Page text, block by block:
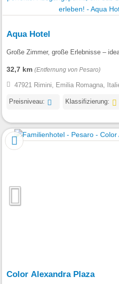
Aqua Hotel
Große Zimmer, große Erlebnisse –
32,7 km (Entfernung von Pesaro)
47921 Rimini, Emilia Romagna,
Preisniveau: Klassifizierung:
Color Alexandra Plaza